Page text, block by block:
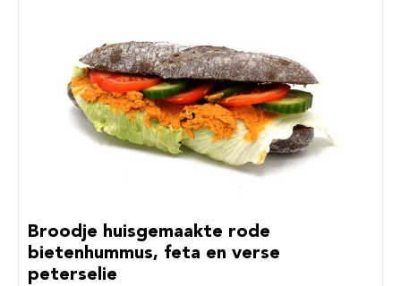
Broodje huisgemaakte rode
bietenhummus, feta en verse
peterselie